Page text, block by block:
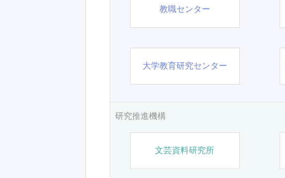
教職センター
大学教育研究センター
研究推進機構
文芸資料研究所